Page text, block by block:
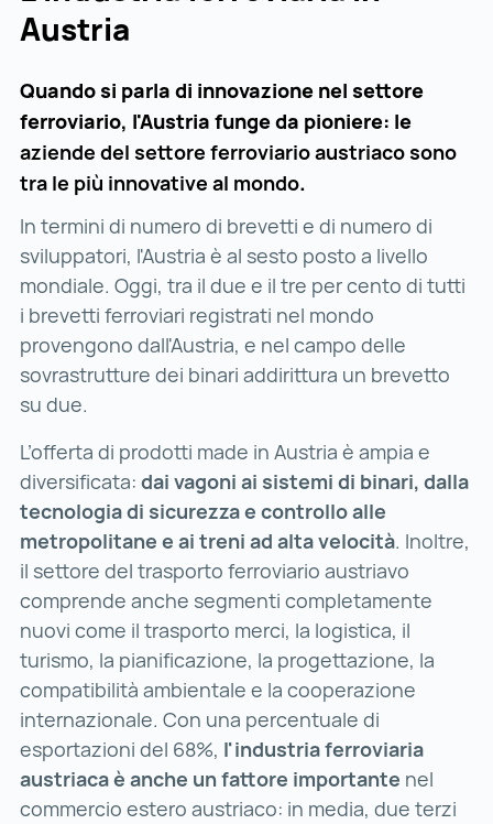
Austria
Quando si parla di innovazione nel settore
ferroviario, l'Austria funge da pioniere: le
aziende del settore ferroviario austriaco sono
tra le più innovative al mondo.
In termini di numero di brevetti e di numero di
sviluppatori, l'Austria è al sesto posto a livello
mondiale. Oggi, tra il due e il tre per cento di tutti
i brevetti ferroviari registrati nel mondo
provengono dall'Austria, e nel campo delle
sovrastrutture dei binari addirittura un brevetto
su due.
L’offerta di prodotti made in Austria è ampia e
diversificata: dai vagoni ai sistemi di binari, dalla
tecnologia di sicurezza e controllo alle
metropolitane e ai treni ad alta velocità. Inoltre,
il settore del trasporto ferroviario austriavo
comprende anche segmenti completamente
nuovi come il trasporto merci, la logistica, il
turismo, la pianificazione, la progettazione, la
compatibilità ambientale e la cooperazione
internazionale. Con una percentuale di
esportazioni del 68%, l'industria ferroviaria
austriaca è anche un fattore importante nel
commercio estero austriaco: in media, due terzi